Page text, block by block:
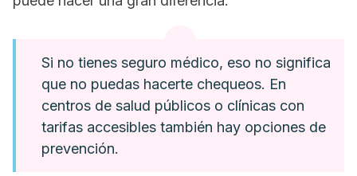
Si no tienes seguro médico, eso no significa
que no puedas hacerte chequeos. En
centros de salud públicos o clínicas con
tarifas accesibles también hay opciones de
prevención.